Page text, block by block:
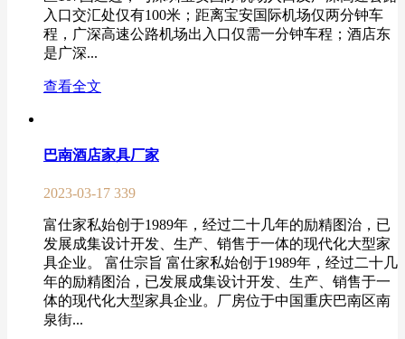
入口交汇处仅有100米；距离宝安国际机场仅两分钟车
程，广深高速公路机场出入口仅需一分钟车程；酒店东
是广深...
查看全文
巴南酒店家具厂家
2023-03-17 339
富仕家私始创于1989年，经过二十几年的励精图治，已
发展成集设计开发、生产、销售于一体的现代化大型家
具企业。 富仕宗旨 富仕家私始创于1989年，经过二十几
年的励精图治，已发展成集设计开发、生产、销售于一
体的现代化大型家具企业。厂房位于中国重庆巴南区南
泉街...